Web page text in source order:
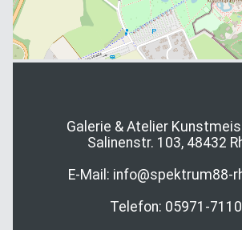
Galerie & Atelier
Salinenstr. 103, 48432
E-Mail: info@spektrum88-
Telefon: 05971-